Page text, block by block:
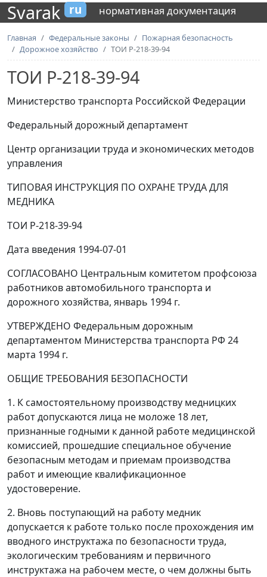
Svarak ru нормативная документация
Главная Федеральные законы
Пожарная безопасность
Дорожное хозяйство
ТОИ Р-218-39-94
ТОИ Р-218-39-94
Министерство транспорта Российской Федерации
Федеральный дорожный департамент
Центр организации труда и экономических методов
управления
ТИПОВАЯ ИНСТРУКЦИЯ ПО ОХРАНЕ ТРУДА ДЛЯ
МЕДНИКА
ТОИ Р-218-39-94
Дата введения 1994-07-01
СОГЛАСОВАНО Центральным комитетом профсоюза
работников автомобильного транспорта и
дорожного хозяйства, январь 1994 г.
УТВЕРЖДЕНО Федеральным дорожным
департаментом Министерства транспорта РФ 24
марта 1994 г.
ОБЩИЕ ТРЕБОВАНИЯ БЕЗОПАСНОСТИ
1. К самостоятельному производству медницких
работ допускаются лица не моложе 18 лет,
признанные годными к данной работе медицинской
комиссией, прошедшие специальное обучение
безопасным методам и приемам производства
работ и имеющие квалификационное
удостоверение.
2. Вновь поступающий на работу медник
допускается к работе только после прохождения им
вводного инструктажа по безопасности труда,
экологическим требованиям и первичного
инструктажа на рабочем месте, о чем должны быть